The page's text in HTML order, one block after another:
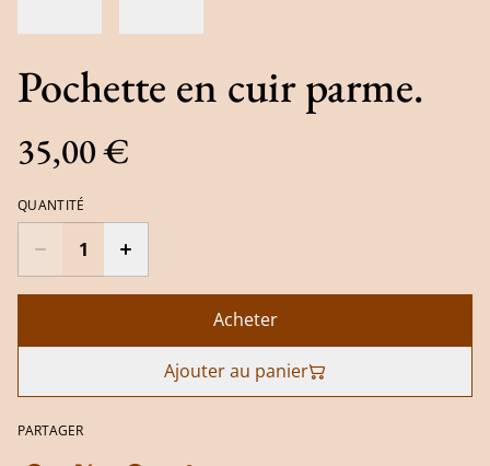
Pochette en cuir parme.
35,00 €
QUANTITÉ
Acheter
Ajouter au panier
PARTAGER